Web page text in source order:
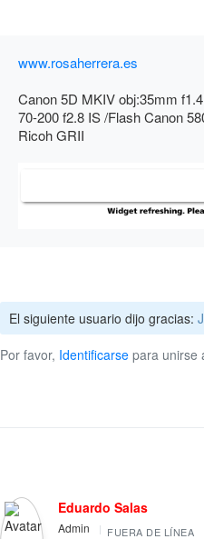
www.rosaherrera.es
Canon 5D MKIV obj:35mm
70-200 f2.8 IS /Flash Canon
Ricoh GRII
El siguiente usuario dijo gracias:
Por favor, Identificarse para unirse
Eduardo Salas
Admin FUERA DE LÍNEA